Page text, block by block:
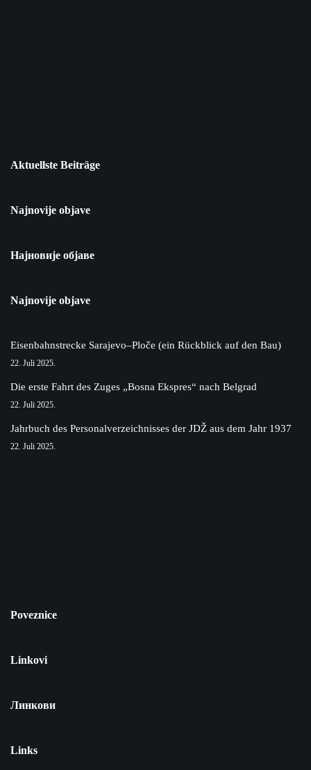
Aktuellste Beiträge
Najnovije objave
Најновије објаве
Najnovije objave
Eisenbahnstrecke Sarajevo–Ploče (ein Rückblick auf den Bau)
22. Juli 2025.
Die erste Fahrt des Zuges „Bosna Ekspres“ nach Belgrad
22. Juli 2025.
Jahrbuch des Personalverzeichnisses der JDŽ aus dem Jahr 1937
22. Juli 2025.
Poveznice
Linkovi
Линкови
Links